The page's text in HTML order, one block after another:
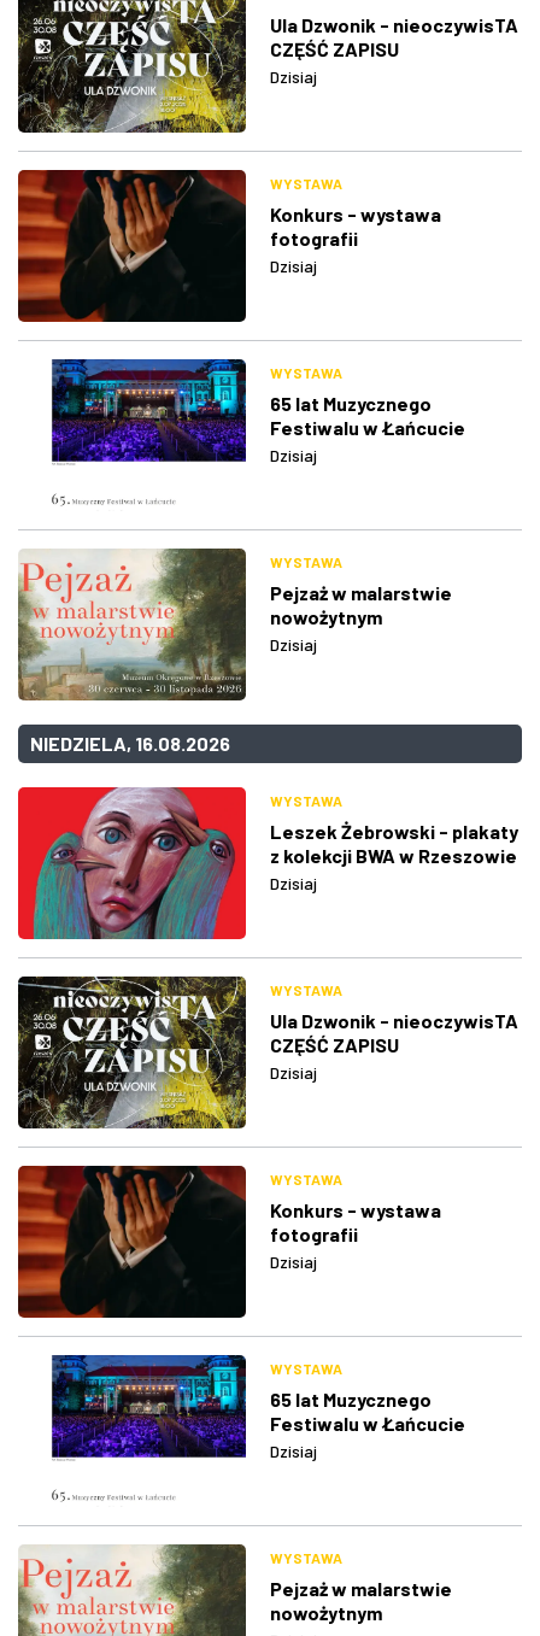
Ula Dzwonik - nieoczywisTA
CZĘŚĆ ZAPISU
Dzisiaj
WYSTAWA
Konkurs - wystawa
fotografii
Dzisiaj
WYSTAWA
65 lat Muzycznego
Festiwalu w Łańcucie
Dzisiaj
WYSTAWA
Pejzaż w malarstwie
nowożytnym
Dzisiaj
NIEDZIELA, 16.08.2026
WYSTAWA
Leszek Żebrowski - plakaty
z kolekcji BWA w Rzeszowie
Dzisiaj
WYSTAWA
Ula Dzwonik - nieoczywisTA
CZĘŚĆ ZAPISU
Dzisiaj
WYSTAWA
Konkurs - wystawa
fotografii
Dzisiaj
WYSTAWA
65 lat Muzycznego
Festiwalu w Łańcucie
Dzisiaj
WYSTAWA
Pejzaż w malarstwie
nowożytnym